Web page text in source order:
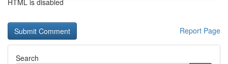
HTML is disabled
Report Page
Search